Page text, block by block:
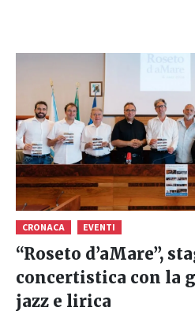
CRONACA EVENTI
“Roseto d’aMare”,
concertistica con la
jazz e lirica